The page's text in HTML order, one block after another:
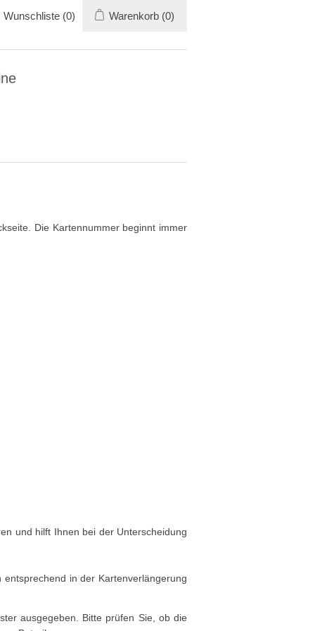
Wunschliste (0) Warenkorb (0)
Die Kartennummer beginnt immer
und hilft Ihnen bei der Unterscheidung
in der Kartenverlängerung
ausgegeben. Bitte prüfen Sie, ob die